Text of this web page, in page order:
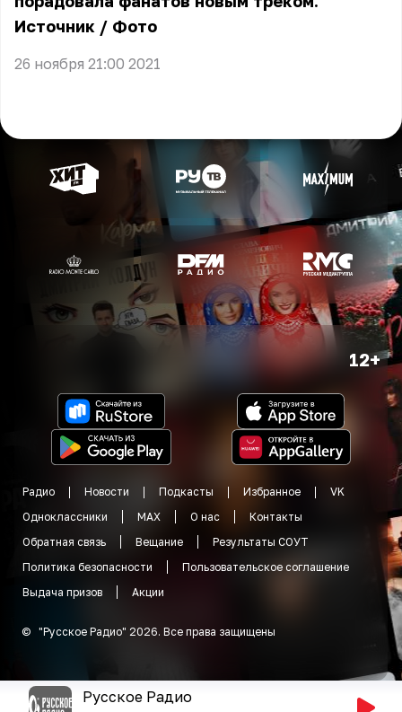
Источник / Фото
26 ноября 21:00 2021
12+
Радио Новости Подкасты Избранное
VK
Одноклассники
MAX О нас
Контакты
Обратная связь
Вещание
Результаты СОУТ
Политика безопасности
Пользовательское соглашение
Выдача призов
Акции
© "Русское Радио" 2026. Все права защищены
Русское Радио